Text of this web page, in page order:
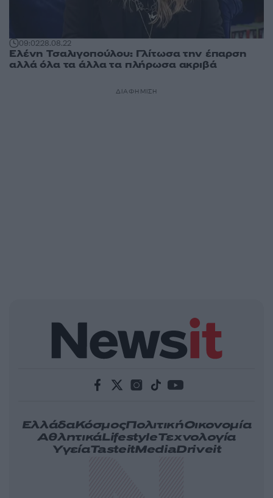
09:0228.08.22
Ελένη Τσαλιγοπούλου: Γλίτωσα την έπαρση
αλλά όλα τα άλλα τα πλήρωσα ακριβά
ΔΙΑΦΗΜΙΣΗ
ΕλλάδαΚόσμοςΠολιτικήΟικονομία
ΑθλητικάLifestyleΤεχνολογία
ΥγείαTasteitMediaDriveit